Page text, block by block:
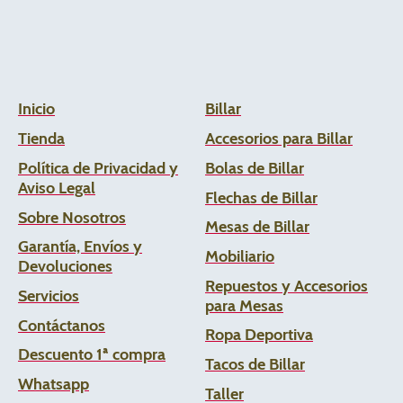
Inicio
Tienda
Política de Privacidad y
Aviso Legal
Sobre Nosotros
Garantía, Envíos y
Devoluciones
Servicios
Contáctanos
Descuento 1ª compra
Whatsapp
Billar
Accesorios para Billar
Bolas de Billar
Flechas de Billar
Mesas de Billar
Mobiliario
Repuestos y Accesorios
para Mesas
Ropa Deportiva
Tacos de Billar
Taller